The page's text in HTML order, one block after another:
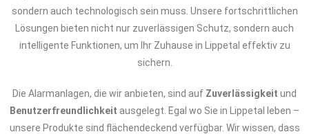
sondern auch technologisch sein muss. Unsere fortschrittlichen
Lösungen bieten nicht nur zuverlässigen Schutz, sondern auch
intelligente Funktionen, um Ihr Zuhause in Lippetal effektiv zu
sichern.
Die Alarmanlagen, die wir anbieten, sind auf Zuverlässigkeit und
Benutzerfreundlichkeit ausgelegt. Egal wo Sie in Lippetal leben –
unsere Produkte sind flächendeckend verfügbar. Wir wissen, dass